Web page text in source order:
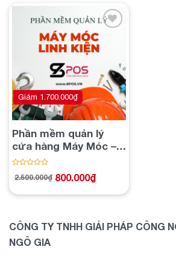
wishlist
Phần mềm quản lý
cửa hàng Máy Móc –
Linh Kiện
xếp
0
2.500.000₫
Giá
2.500.000₫.
800.000₫
Giá
là:
Giảm 1.700.000₫
CÔNG TY TNHH GIẢI PHÁP CÔNG
NGÔ GIA